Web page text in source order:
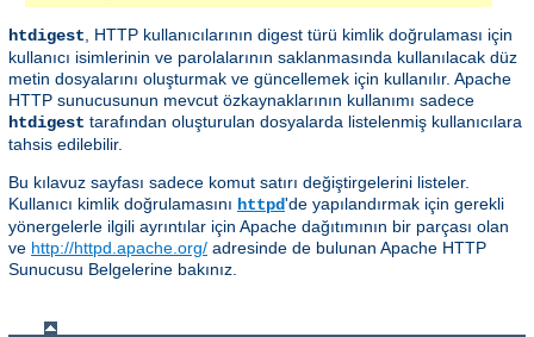
htdigest , HTTP kullanıcılarının digest türü kimlik doğrulaması için
kullanıcı isimlerinin ve parolalarının saklanmasında kullanılacak düz
metin dosyalarını oluşturmak ve güncellemek için kullanılır. Apache
HTTP sunucusunun mevcut özkaynaklarının kullanımı sadece
htdigest tarafından oluşturulan dosyalarda listelenmiş kullanıcılara
tahsis edilebilir.
Bu kılavuz sayfası sadece komut satırı değiştirgelerini listeler.
Kullanıcı kimlik doğrulamasını httpd'de yapılandırmak için gerekli
yönergelerle ilgili ayrıntılar için Apache dağıtımının bir parçası olan
ve http://httpd.apache.org/ adresinde de bulunan Apache HTTP
Sunucusu Belgelerine bakınız.